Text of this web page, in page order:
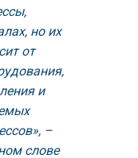
но их
от
и
–
слове